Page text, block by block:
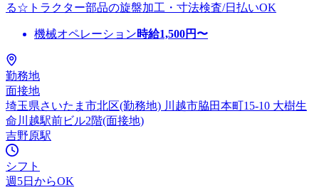
る☆トラクター部品の旋盤加工・寸法検査/日払いOK
機械オペレーション時給1,500円〜
勤務地
面接地
埼玉県さいたま市北区(勤務地) 川越市脇田本町15-10 大樹生
命川越駅前ビル2階(面接地)
吉野原駅
シフト
週5日からOK